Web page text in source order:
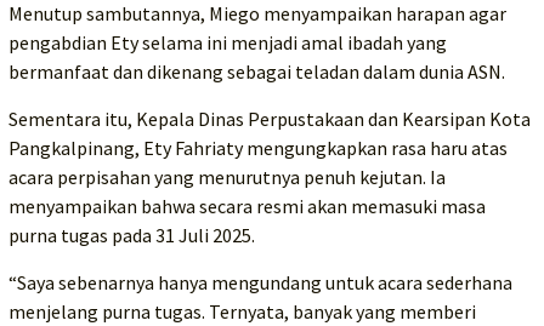
Menutup sambutannya, Miego menyampaikan harapan agar
pengabdian Ety selama ini menjadi amal ibadah yang
bermanfaat dan dikenang sebagai teladan dalam dunia ASN.
Sementara itu, Kepala Dinas Perpustakaan dan Kearsipan Kota
Pangkalpinang, Ety Fahriaty mengungkapkan rasa haru atas
acara perpisahan yang menurutnya penuh kejutan. Ia
menyampaikan bahwa secara resmi akan memasuki masa
purna tugas pada 31 Juli 2025.
“Saya sebenarnya hanya mengundang untuk acara sederhana
menjelang purna tugas. Ternyata, banyak yang memberi